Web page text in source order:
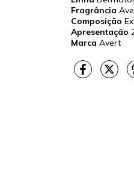
Fragrância
Composição
Apresentação
Marca Avert